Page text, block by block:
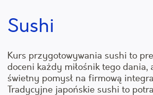
Sushi
Kurs przygotowywania sushi to
doceni każdy miłośnik tego dania,
świetny pomysł na firmową
Tradycyjne japońskie sushi to